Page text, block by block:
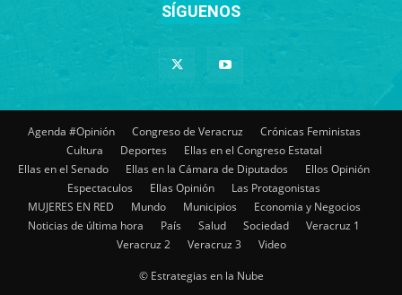
SÍGUENOS
Agenda #Opinión Congreso de Veracruz
Crónicas Feministas
Cultura
Deportes
Ellas en el Congreso Estatal
Ellas en el Senado
Ellas en la Cámara de Diputados
Ellos Opinión
Espectaculos
Ellas Opinión
Las Protagonistas
MUJERES EN RED
Mundo Municipios
Economia y Negocios
Noticias de última hora
País Salud Sociedad
Veracruz 1
Veracruz 2
Veracruz 3 Video
© Estrategias en la Nube